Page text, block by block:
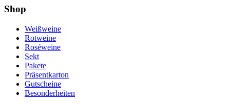
Shop
Weißweine
Rotweine
Roséweine
Sekt
Pakete
Präsentkarton
Gutscheine
Besonderheiten